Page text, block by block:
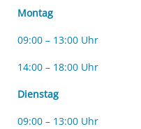
Montag
09:00 – 13:00 Uhr
14:00 – 18:00 Uhr
Dienstag
09:00 – 13:00 Uhr